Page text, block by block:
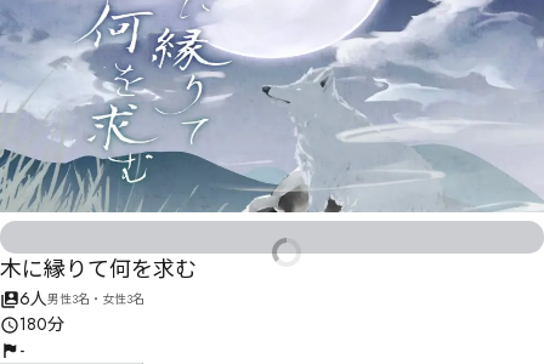
木に縁りて何を求む
6人男性3名・女性3名
180分
-